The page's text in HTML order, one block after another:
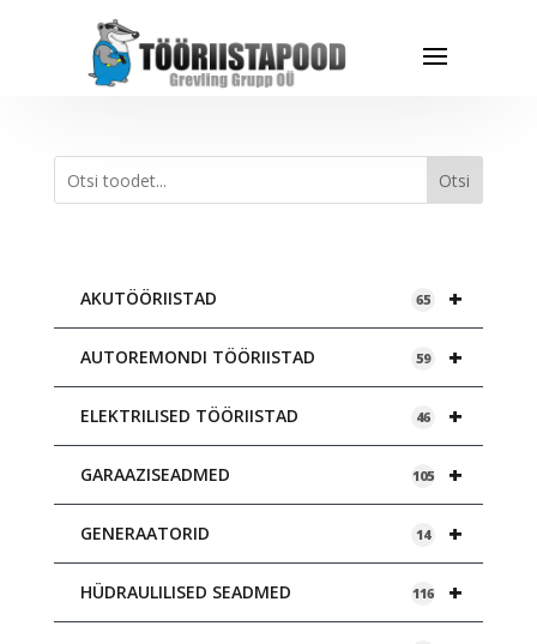
Otsi
+
AKUTÖÖRIISTAD 65
+
AUTOREMONDI TÖÖRIISTAD 59
+
ELEKTRILISED TÖÖRIISTAD 46
+
GARAAZISEADMED 105
+
GENERAATORID 14
+
HÜDRAULILISED SEADMED 116